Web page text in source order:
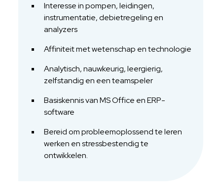
Interesse in pompen, leidingen,
instrumentatie, debietregeling en
analyzers
Affiniteit met wetenschap en technologie
Analytisch, nauwkeurig, leergierig,
zelfstandig en een teamspeler
Basiskennis van MS Office en ERP-
software
Bereid om probleemoplossend te leren
werken en stressbestendig te
ontwikkelen.